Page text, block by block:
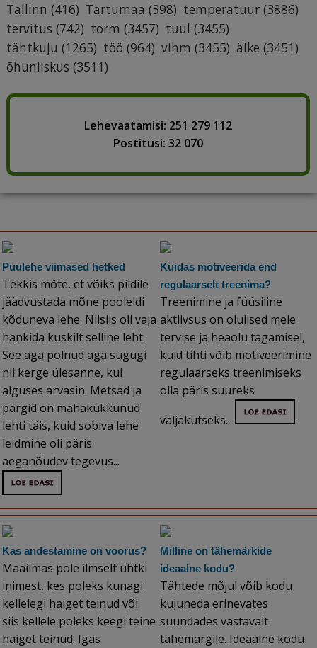
Tallinn (416) Tartumaa (398) temperatuur (3886)
tervitus (742) torm (3457) tuul (3455)
tähtkuju (1265) töö (964) vihm (3455) äike (3451)
õhuniiskus (3511)
Lehevaatamisi: 251 279 112
Postitusi: 32 070
Puulehe viimased hetked
Tekkis mõte, et võiks pildile
jäädvustada mõne pooleldi
kõduneva lehe. Niisiis oli vaja
hankida kuskilt selline leht.
See aga polnud aga sugugi
nii kerge ülesanne, kui
alguses arvasin. Metsad ja
pargid on mahakukkunud
lehti täis, kuid sobiva lehe
leidmine oli päris
aeganõudev tegevus...
Kuidas motiveerida end
regulaarselt treenima?
Treenimine ja füüsiline
aktiivsus on olulised meie
tervise ja heaolu tagamisel,
kuid tihti võib motiveerimine
regulaarseks treenimiseks
olla päris suureks
väljakutseks...
Kas andestamine on voorus?
Maailmas pole ilmselt ühtki
inimest, kes poleks kunagi
kellelegi haiget teinud või
siis kellele poleks keegi teine
haiget teinud. Igas
Milline on tähemärkide
ideaalne kodu?
Tähtede mõjul võib kodu
kujuneda erinevates
suundades vastavalt
tähemärgile. Ideaalne kodu